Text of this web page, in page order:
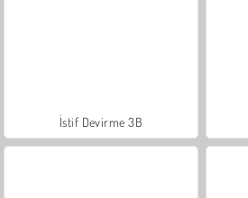
İstif Devirme 3B